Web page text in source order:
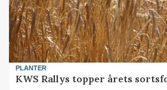
PLANTER
KWS Rallys topper årets